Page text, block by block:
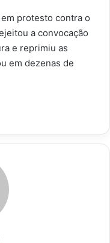
protesto contra o
a convocação
e reprimiu as
em dezenas de